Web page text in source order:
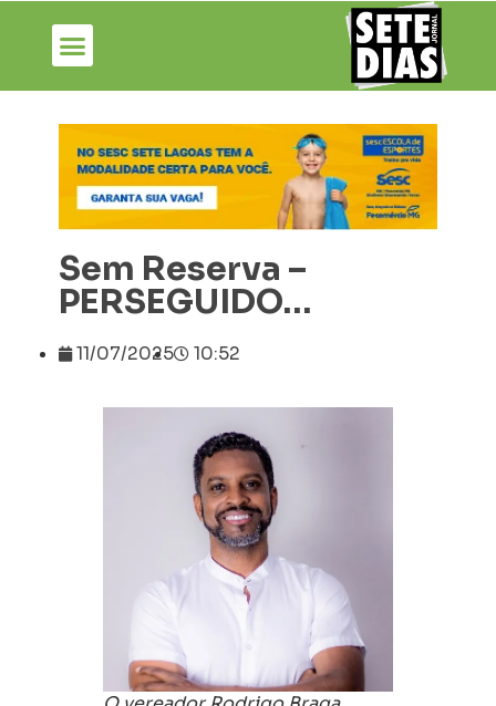
Sem Reserva –
PERSEGUIDO…
11/07/2025 10:52